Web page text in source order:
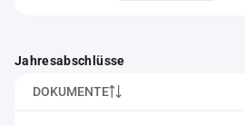
Jahresabschlüsse
DOKUMENTE